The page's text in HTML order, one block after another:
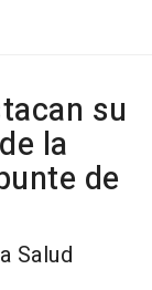
su
la
de
Salud